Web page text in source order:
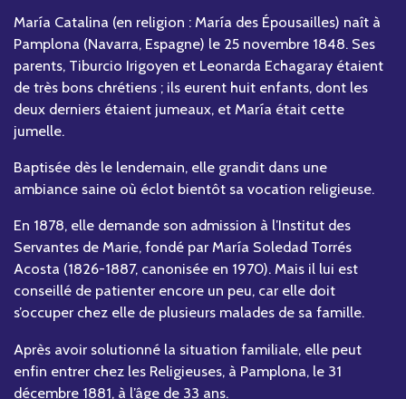
María Catalina (en religion : María des Épousailles) naît à
Pamplona (Navarra, Espagne) le 25 novembre 1848. Ses
parents, Tiburcio Irigoyen et Leonarda Echagaray étaient
de très bons chrétiens ; ils eurent huit enfants, dont les
deux derniers étaient jumeaux, et María était cette
jumelle.
Baptisée dès le lendemain, elle grandit dans une
ambiance saine où éclot bientôt sa vocation religieuse.
En 1878, elle demande son admission à l’Institut des
Servantes de Marie, fondé par María Soledad Torrés
Acosta (1826-1887, canonisée en 1970). Mais il lui est
conseillé de patienter encore un peu, car elle doit
s’occuper chez elle de plusieurs malades de sa famille.
Après avoir solutionné la situation familiale, elle peut
enfin entrer chez les Religieuses, à Pamplona, le 31
décembre 1881, à l’âge de 33 ans.